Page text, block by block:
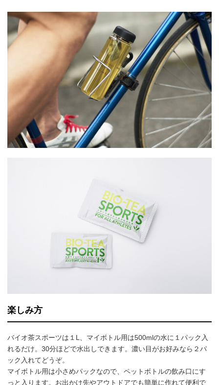
楽しみ方
バイオ茶スポーツは１L、マイボトル用は500mlの水に１パック入
れるだけ。30分ほどで水出しできます。濃い目がお好みなら２パ
ック入れてどうぞ。
マイボトル用は小さめパックなので、ペットボトルの飲み口にす
っと入ります。お出かけ先やアウトドアでも簡単に作れて便利で